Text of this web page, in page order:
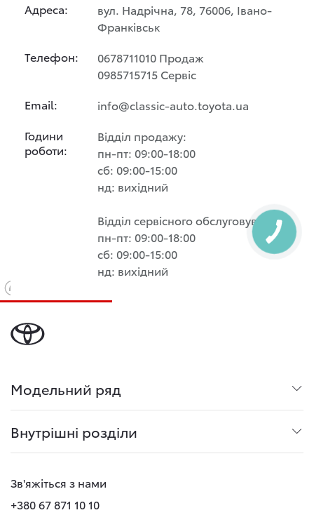
Адреса:
вул. Надрічна, 78, 76006, Івано-
Франківськ
Телефон:
0678711010 Продаж
0985715715 Сервіс
Email:
info@classic-auto.toyota.ua
Години
роботи:
Відділ продажу:
пн-пт: 09:00-18:00
сб: 09:00-15:00
нд: вихідний
Відділ сервісного обслуговування:
пн-пт: 09:00-18:00
сб: 09:00-15:00
нд: вихідний
Модельний ряд
Внутрішні розділи
Зв'яжіться з нами
+380 67 871 10 10